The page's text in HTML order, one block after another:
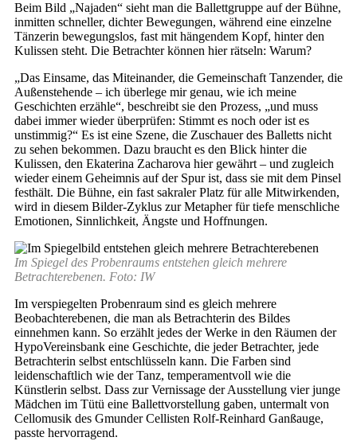
Beim Bild „Najaden“ sieht man die Ballettgruppe auf der Bühne,
inmitten schneller, dichter Bewegungen, während eine einzelne
Tänzerin bewegungslos, fast mit hängendem Kopf, hinter den
Kulissen steht. Die Betrachter können hier rätseln: Warum?
„Das Einsame, das Miteinander, die Gemeinschaft Tanzender, die
Außenstehende – ich überlege mir genau, wie ich meine
Geschichten erzähle“, beschreibt sie den Prozess, „und muss
dabei immer wieder überprüfen: Stimmt es noch oder ist es
unstimmig?“ Es ist eine Szene, die Zuschauer des Balletts nicht
zu sehen bekommen. Dazu braucht es den Blick hinter die
Kulissen, den Ekaterina Zacharova hier gewährt – und zugleich
wieder einem Geheimnis auf der Spur ist, dass sie mit dem Pinsel
festhält. Die Bühne, ein fast sakraler Platz für alle Mitwirkenden,
wird in diesem Bilder-Zyklus zur Metapher für tiefe menschliche
Emotionen, Sinnlichkeit, Ängste und Hoffnungen.
Im Spiegel des Probenraums entstehen gleich mehrere
Betrachterebenen. Foto: IW
Im verspiegelten Probenraum sind es gleich mehrere
Beobachterebenen, die man als Betrachterin des Bildes
einnehmen kann. So erzählt jedes der Werke in den Räumen der
HypoVereinsbank eine Geschichte, die jeder Betrachter, jede
Betrachterin selbst entschlüsseln kann. Die Farben sind
leidenschaftlich wie der Tanz, temperamentvoll wie die
Künstlerin selbst. Dass zur Vernissage der Ausstellung vier junge
Mädchen im Tütü eine Ballettvorstellung gaben, untermalt von
Cellomusik des Gmunder Cellisten Rolf-Reinhard Ganßauge,
passte hervorragend.